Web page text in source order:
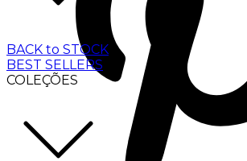
BACK to STOCK
BEST SELLERS
COLEÇÕES